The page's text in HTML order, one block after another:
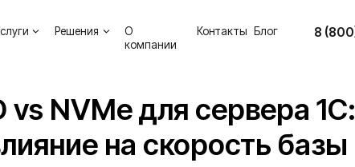
Решения О Блог 8 (800) 302-34-73
vs NVMe для сервера 1С:
на скорость базы